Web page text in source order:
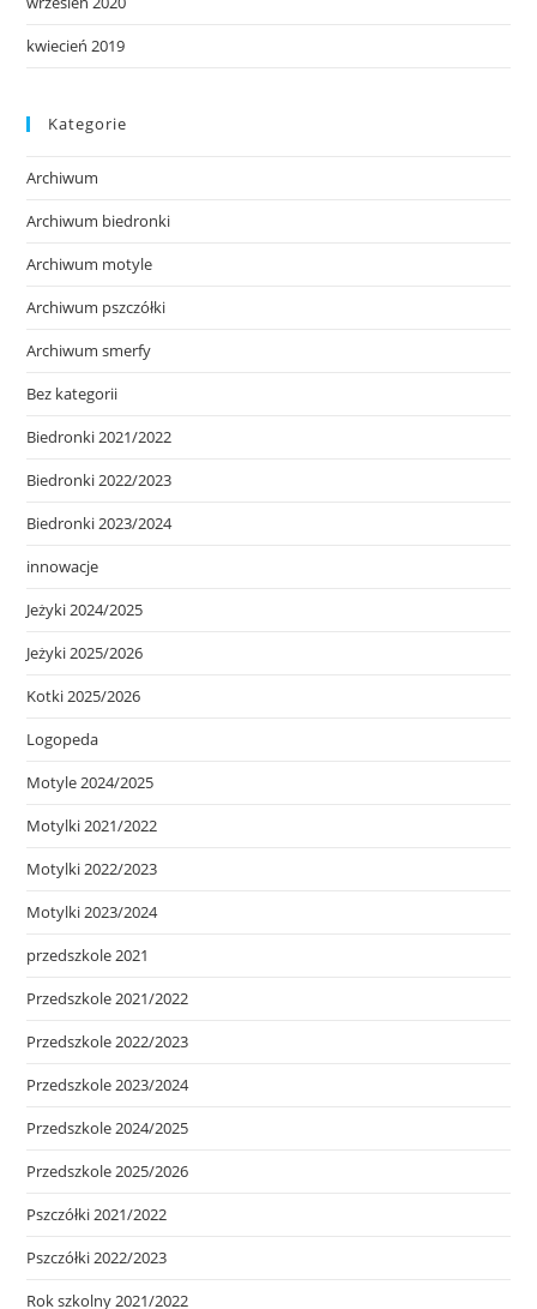
kwiecień 2019
Kategorie
Archiwum
Archiwum biedronki
Archiwum motyle
Archiwum pszczółki
Archiwum smerfy
Bez kategorii
Biedronki 2021/2022
Biedronki 2022/2023
Biedronki 2023/2024
innowacje
Jeżyki 2024/2025
Jeżyki 2025/2026
Kotki 2025/2026
Logopeda
Motyle 2024/2025
Motylki 2021/2022
Motylki 2022/2023
Motylki 2023/2024
przedszkole 2021
Przedszkole 2021/2022
Przedszkole 2022/2023
Przedszkole 2023/2024
Przedszkole 2024/2025
Przedszkole 2025/2026
Pszczółki 2021/2022
Pszczółki 2022/2023
Rok szkolny 2021/2022